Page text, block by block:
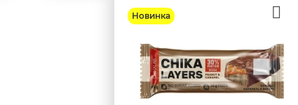
Новинка